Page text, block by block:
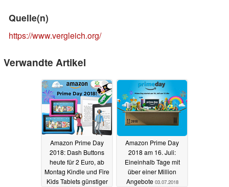
Quelle(n)
https://www.vergleich.org/
Verwandte Artikel
Amazon Prime Day
2018: Dash Buttons
heute für 2 Euro, ab
Montag Kindle und Fire
Kids Tablets günstiger
Amazon Prime Day
2018 am 16. Juli:
Eineinhalb Tage mit
über einer Million
Angebote 03.07.2018